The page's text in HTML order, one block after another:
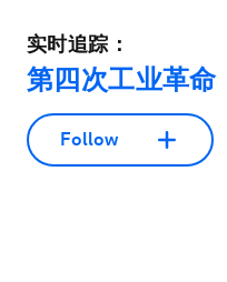
实时追踪：
第四次工业革命
Follow